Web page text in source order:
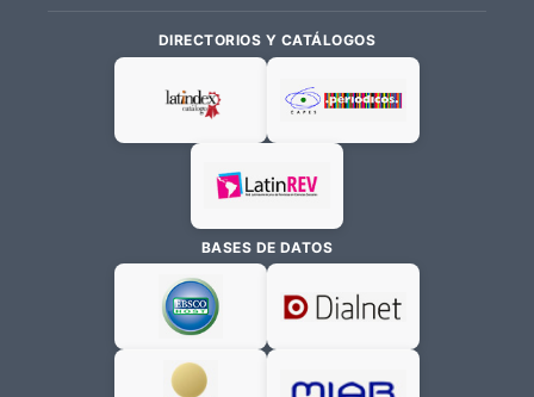
DIRECTORIOS Y CATÁLOGOS
BASES DE DATOS